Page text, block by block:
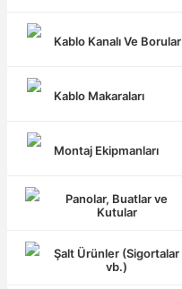
Kablo Kanalı Ve Borular
Kablo Makaraları
Montaj Ekipmanları
Panolar, Buatlar ve
Kutular
Şalt Ürünler (Sigortalar
vb.)